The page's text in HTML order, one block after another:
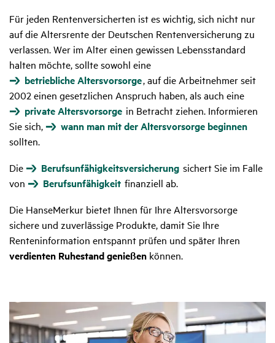
Für jeden Rentenversicherten ist es wichtig, sich nicht nur
auf die Altersrente der Deutschen Rentenversicherung zu
verlassen. Wer im Alter einen gewissen Lebensstandard
halten möchte, sollte sowohl eine
betriebliche Altersvorsorge, auf die Arbeitnehmer seit
2002 einen gesetzlichen Anspruch haben, als auch eine
private Altersvorsorge in Betracht ziehen. Informieren
Sie sich,
wann man mit der Altersvorsorge beginnen
sollten.
Die
Berufsunfähigkeitsversicherung sichert Sie im Falle
von
Berufsunfähigkeit finanziell ab.
Die HanseMerkur bietet Ihnen für Ihre Altersvorsorge
sichere und zuverlässige Produkte, damit Sie Ihre
Renteninformation entspannt prüfen und später Ihren
verdienten Ruhestand genießen können.